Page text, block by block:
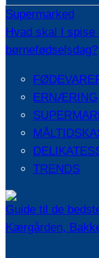
Supermarked
Hvad skal I
børnefødselsdag?
ERNÆRING
TRENDS
Guide til de
Kærgården,